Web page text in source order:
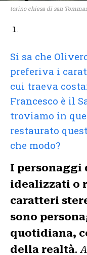
torino chiesa di san
Si sa che
preferiva i
cui traeva
Francesco è il
troviamo in
restaurato
che modo?
I personaggi
idealizzati o
caratteri
sono
quotidiana,
della realtà.